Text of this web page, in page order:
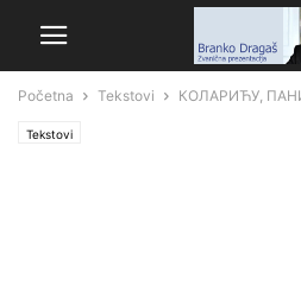
Početna Tekstovi КОЛАРИЋУ,
Tekstovi